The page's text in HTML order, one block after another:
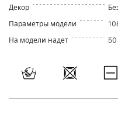
Декор
Параметры модели
На модели надет
50